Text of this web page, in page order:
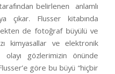
belirlenen anlamlı
çıkar. Flusser kitabında
de fotoğraf büyülü ve
kimyasallar ve elektronik
gözlerimizin önünde
göre bu büyü “hiçbir